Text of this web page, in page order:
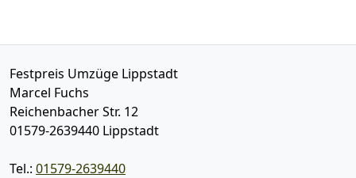
Festpreis Umzüge Lippstadt
Marcel Fuchs
Reichenbacher Str. 12
01579-2639440 Lippstadt
Tel.: 01579-2639440